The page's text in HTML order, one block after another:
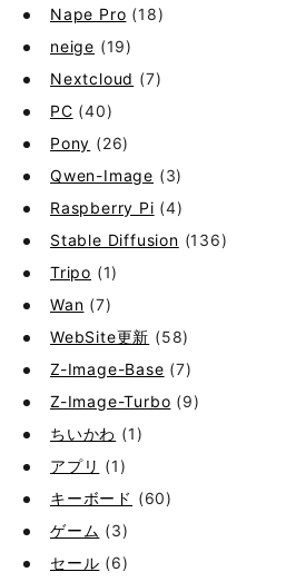
Nape Pro (18)
neige (19)
Nextcloud (7)
PC (40)
Pony (26)
Qwen-Image (3)
Raspberry Pi (4)
Stable Diffusion (136)
Tripo (1)
Wan (7)
WebSite更新 (58)
Z-Image-Base (7)
Z-Image-Turbo (9)
ちいかわ (1)
アプリ (1)
キーボード (60)
ゲーム (3)
セール (6)